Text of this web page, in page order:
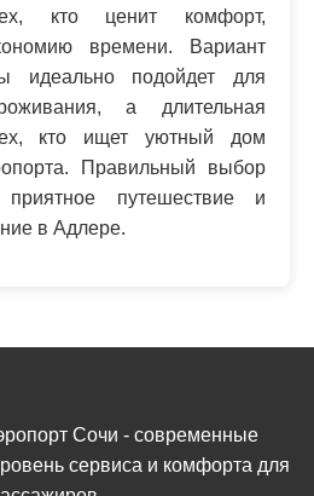
кто ценит комфорт,
времени. Вариант
идеально подойдет для
а длительная
кто ищет уютный дом
Правильный выбор
путешествие и
в Адлере.
Сочи - современные
сервиса и комфорта для